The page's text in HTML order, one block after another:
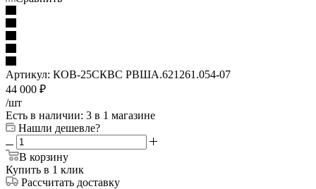
Артикул: КОВ-25СКВС РВША.621261.054-07
44 000 ₽
/шт
Есть в наличии: 3 в 1 магазине
Нашли дешевле?
В корзину
Купить в 1 клик
Рассчитать доставку